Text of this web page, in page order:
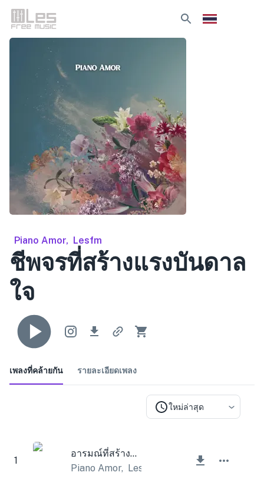
Piano Amor, Lesfm
ชีพจรที่สร้างแรงบันดาล
ใจ
เพลงที่คล้ายกัน รายละเอียดเพลง
ใหม่ล่าสุด
1
อารมณ์ที่สร้างแรงบันดาลใจ
Piano Amor, Lesfm